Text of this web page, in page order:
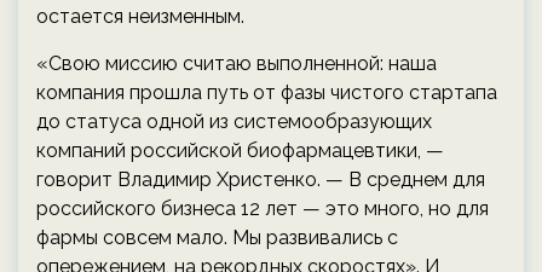
остается неизменным.
«Свою миссию считаю выполненной: наша
компания прошла путь от фазы чистого стартапа
до статуса одной из системообразующих
компаний российской биофармацевтики, —
говорит Владимир Христенко. — В среднем для
российского бизнеса 12 лет — это много, но для
фармы совсем мало. Мы развивались с
опережением, на рекордных скоростях». И